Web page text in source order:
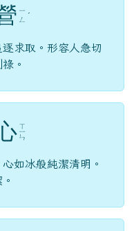
ㄧ
ㄥ
ˊ
求取。形容人急切
。
ㄒ
ㄧ
ㄣ
如冰般純潔清明。